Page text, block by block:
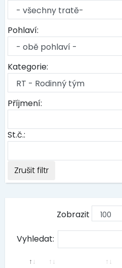
Pohlaví:
Kategorie:
Příjmení:
St.č.:
Zrušit filtr
Zobrazit
Vyhledat: